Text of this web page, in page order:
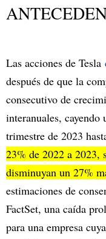
Las acciones de Tesla
después de que la
consecutivo de
interanuales, cayendo
trimestre de 2023
23% de 2022 a 2023,
disminuyan un 27%
estimaciones de
FactSet, una caída
para una empresa